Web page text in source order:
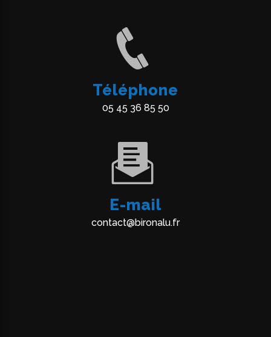
Téléphone
05 45 36 85 50
E-mail
contact@bironalu.fr